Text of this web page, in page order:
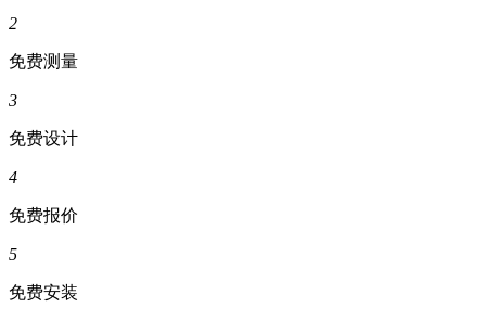
2
免费测量
3
免费设计
4
免费报价
5
免费安装